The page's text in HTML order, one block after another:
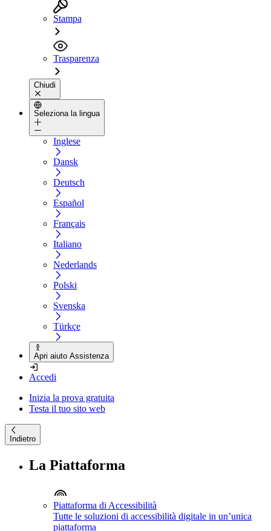
Stampa
Trasparenza
Chiudi
Seleziona la lingua
Inglese
Dansk
Deutsch
Español
Français
Italiano
Nederlands
Polski
Svenska
Türkçe
Apri aiuto Assistenza
Accedi
Inizia la prova gratuita
Testa il tuo sito web
Indietro
La Piattaforma
Piattaforma di Accessibilità
Tutte le soluzioni di accessibilità digitale in un’unica
piattaforma